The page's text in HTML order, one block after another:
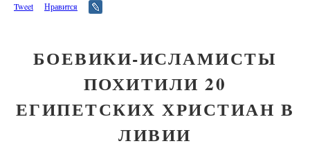
Tweet Нравится
БОЕВИКИ-ИСЛАМИСТЫ
ПОХИТИЛИ 20
ЕГИПЕТСКИХ ХРИСТИАН В
ЛИВИИ